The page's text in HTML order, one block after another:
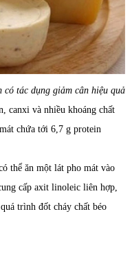
có tác dụng giảm cân hiệu quả
canxi và nhiều khoáng chất
chứa tới 6,7 g protein
thể ăn một lát pho mát vào
cấp axit linoleic liên hợp,
trình đốt cháy chất béo